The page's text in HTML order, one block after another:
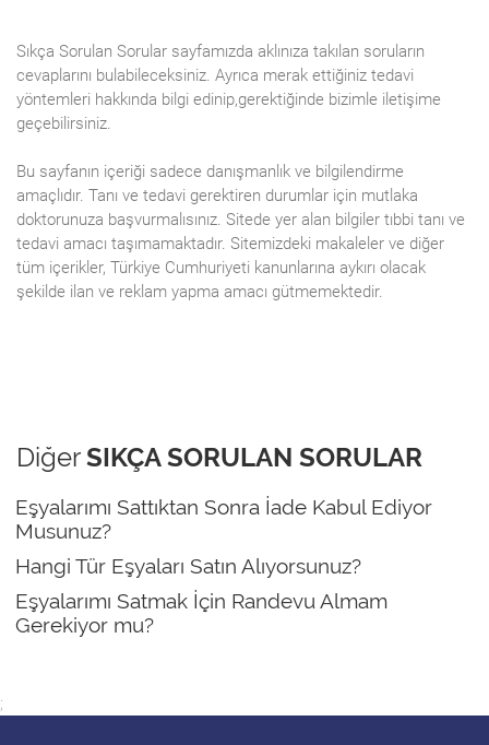
Sıkça Sorulan Sorular sayfamızda aklınıza takılan soruların
cevaplarını bulabileceksiniz. Ayrıca merak ettiğiniz tedavi
yöntemleri hakkında bilgi edinip,gerektiğinde bizimle iletişime
geçebilirsiniz.
Bu sayfanın içeriği sadece danışmanlık ve bilgilendirme
amaçlıdır. Tanı ve tedavi gerektiren durumlar için mutlaka
doktorunuza başvurmalısınız. Sitede yer alan bilgiler tıbbi tanı ve
tedavi amacı taşımamaktadır. Sitemizdeki makaleler ve diğer
tüm içerikler, Türkiye Cumhuriyeti kanunlarına aykırı olacak
şekilde ilan ve reklam yapma amacı gütmemektedir.
DiğerSIKÇA SORULAN SORULAR
Eşyalarımı Sattıktan Sonra İade Kabul Ediyor
Musunuz?
Hangi Tür Eşyaları Satın Alıyorsunuz?
Eşyalarımı Satmak İçin Randevu Almam
Gerekiyor mu?
;